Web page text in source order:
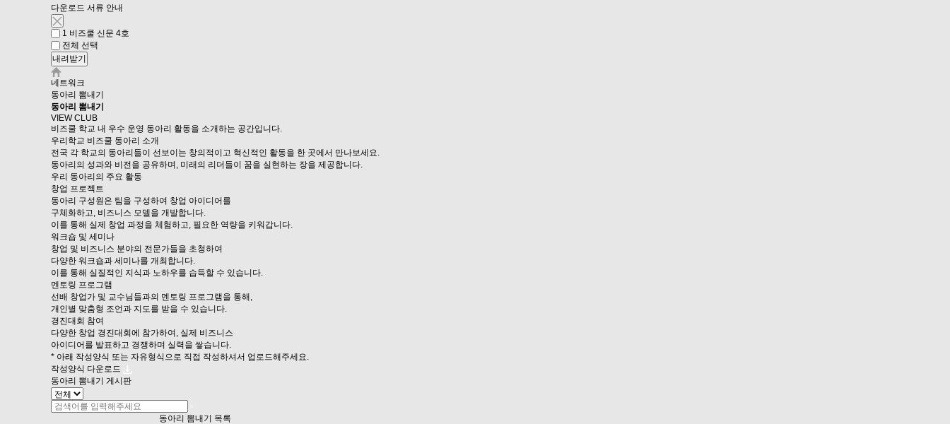
다운로드 서류 안내
1 비즈쿨 신문 4호
전체 선택
내려받기
네트워크
동아리 뽐내기
동아리 뽐내기
VIEW CLUB
비즈쿨 학교 내 우수 운영 동아리 활동을 소개하는 공간입니다.
우리학교 비즈쿨 동아리 소개
전국 각 학교의 동아리들이 선보이는 창의적이고 혁신적인 활동을 한 곳에서 만나보세요.
동아리의 성과와 비전을 공유하며, 미래의 리더들이 꿈을 실현하는 장을 제공합니다.
우리 동아리의 주요 활동
창업 프로젝트
동아리 구성원은 팀을 구성하여 창업 아이디어를
구체화하고, 비즈니스 모델을 개발합니다.
이를 통해 실제 창업 과정을 체험하고, 필요한 역량을 키워갑니다.
워크숍 및 세미나
창업 및 비즈니스 분야의 전문가들을 초청하여
다양한 워크숍과 세미나를 개최합니다.
이를 통해 실질적인 지식과 노하우를 습득할 수 있습니다.
멘토링 프로그램
선배 창업가 및 교수님들과의 멘토링 프로그램을 통해,
개인별 맞춤형 조언과 지도를 받을 수 있습니다.
경진대회 참여
다양한 창업 경진대회에 참가하여, 실제 비즈니스
아이디어를 발표하고 경쟁하며 실력을 쌓습니다.
* 아래 작성양식 또는 자유형식으로 직접 작성하셔서 업로드해주세요.
작성양식 다운로드
동아리 뽐내기 게시판
동아리 뽐내기 목록